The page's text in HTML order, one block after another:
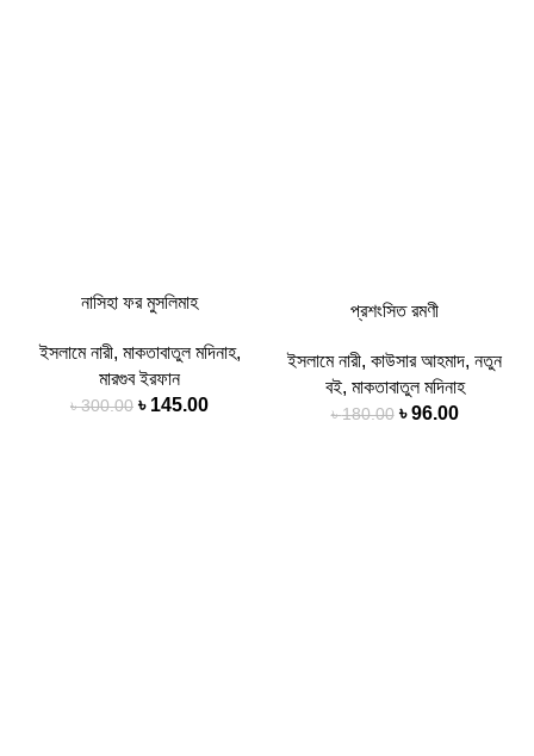
নাসিহা ফর মুসলিমাহ
ইসলামে নারী, মাকতাবাতুল মদিনাহ,
মারগুব ইরফান
৳300.00 ৳ 145.00
প্রশংসিত রমণী
ইসলামে নারী, কাউসার আহমাদ, নতুন
বই, মাকতাবাতুল মদিনাহ
৳180.00 ৳96.00